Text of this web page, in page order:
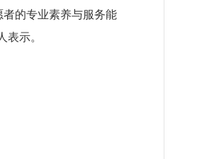
的专业素养与服务能
示。